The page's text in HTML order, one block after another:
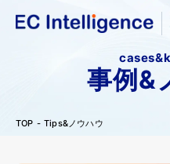
事例&
TOP Tips&ノウハウ